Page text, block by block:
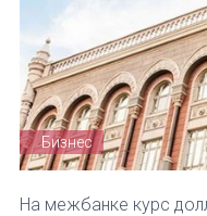
Бизнес
На межбанке курс